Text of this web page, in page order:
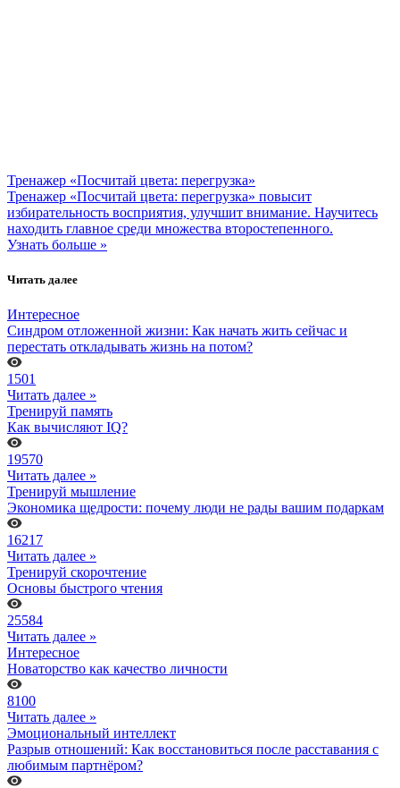
Тренажер «Посчитай цвета: перегрузка»
Тренажер «Посчитай цвета: перегрузка» повысит
избирательность восприятия, улучшит внимание. Научитесь
находить главное среди множества второстепенного.
Узнать больше »
Читать далее
Интересное
Синдром отложенной жизни: Как начать жить сейчас и
перестать откладывать жизнь на потом?
1501
Читать далее »
Тренируй память
Как вычисляют IQ?
19570
Читать далее »
Тренируй мышление
Экономика щедрости: почему люди не рады вашим подаркам
16217
Читать далее »
Тренируй скорочтение
Основы быстрого чтения
25584
Читать далее »
Интересное
Новаторство как качество личности
8100
Читать далее »
Эмоциональный интеллект
Разрыв отношений: Как восстановиться после расставания с
любимым партнёром?